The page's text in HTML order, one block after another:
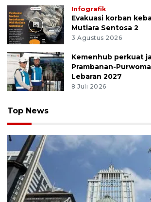
Infografik
Evakuasi korban
Mutiara Sentosa 2
3 Agustus 2026
Kemenhub perkuat
Prambanan-
Lebaran 2027
8 Juli 2026
Top News